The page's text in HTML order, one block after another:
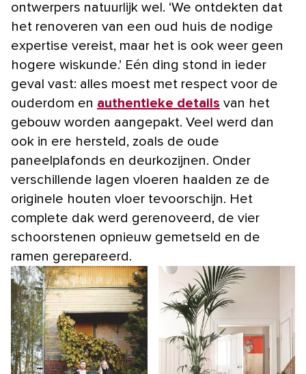
ontwerpers natuurlijk wel. ‘We ontdekten dat
het renoveren van een oud huis de nodige
expertise vereist, maar het is ook weer geen
hogere wiskunde.’ Eén ding stond in ieder
geval vast: alles moest met respect voor de
ouderdom en authentieke details van het
gebouw worden aangepakt. Veel werd dan
ook in ere hersteld, zoals de oude
paneelplafonds en deurkozijnen. Onder
verschillende lagen vloeren haalden ze de
originele houten vloer tevoorschijn. Het
complete dak werd gerenoveerd, de vier
schoorstenen opnieuw gemetseld en de
ramen gerepareerd.